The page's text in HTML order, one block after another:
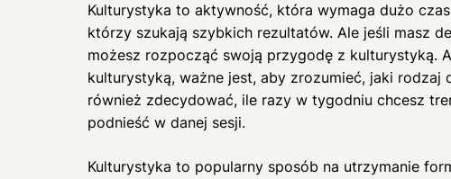
Kulturystyka to aktywność, która wymaga dużo
którzy szukają szybkich rezultatów. Ale jeśli masz
możesz rozpocząć swoją przygodę z kulturystyką.
kulturystyką, ważne jest, aby zrozumieć, jaki rodzaj
również zdecydować, ile razy w tygodniu chcesz
podnieść w danej sesji.
Kulturystyka to popularny sposób na utrzymanie